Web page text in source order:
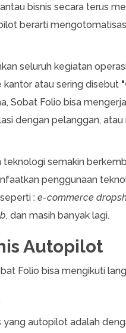
bisnis secara terus
berarti
seluruh kegiatan
atau sering disebut
Sobat Folio bisa
dengan pelanggan,
semakin
penggunaan
: e-commerce
, dan masih banyak lagi.
Autopilot
Folio bisa mengikuti
autopilot adalah